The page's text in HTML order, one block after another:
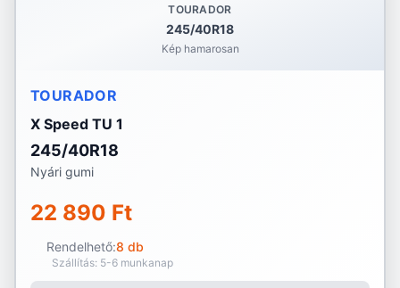
TOURADOR
245/40R18
Kép hamarosan
TOURADOR
X Speed TU 1
245/40R18
Nyári gumi
22 890 Ft
Rendelhető:8 db
Szállítás: 5-6 munkanap